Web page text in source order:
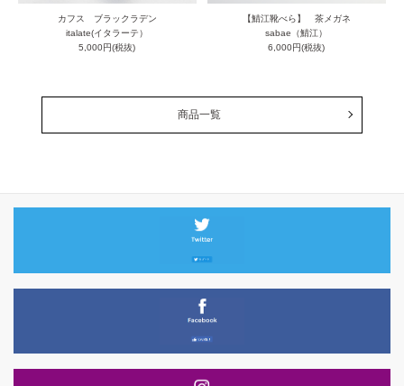
カフス ブラックラデン
italate(イタラーテ）
5,000円(税抜)
【鯖江靴べら】 茶メガネ
sabae（鯖江）
6,000円(税抜)
商品一覧